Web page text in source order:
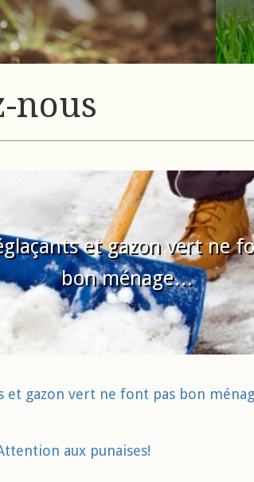
nous
et gazon vert ne
bon ménage…
et gazon vert ne font pas bon
aux punaises!